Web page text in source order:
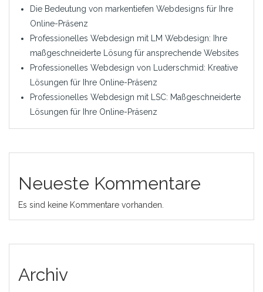
Die Bedeutung von markentiefen Webdesigns für Ihre
Online-Präsenz
Professionelles Webdesign mit LM Webdesign: Ihre
maßgeschneiderte Lösung für ansprechende Websites
Professionelles Webdesign von Luderschmid: Kreative
Lösungen für Ihre Online-Präsenz
Professionelles Webdesign mit LSC: Maßgeschneiderte
Lösungen für Ihre Online-Präsenz
Neueste Kommentare
Es sind keine Kommentare vorhanden.
Archiv